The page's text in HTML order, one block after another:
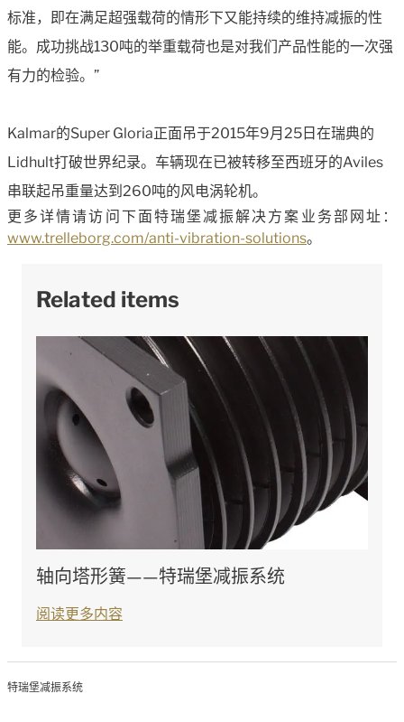
标准，即在满足超强载荷的情形下又能持续的维持减振的性
能。成功挑战130吨的举重载荷也是对我们产品性能的一次强
有力的检验。”
Kalmar的Super Gloria正面吊于2015年9月25日在瑞典的
Lidhult打破世界纪录。车辆现在已被转移至西班牙的Aviles
串联起吊重量达到260吨的风电涡轮机。
更多详情请访问下面特瑞堡减振解决方案业务部网址：
www.trelleborg.com/anti-vibration-solutions。
Related items
轴向塔形簧——特瑞堡减振系统
阅读更多内容
特瑞堡减振系统